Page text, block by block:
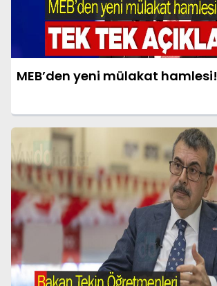
MEB’den yeni mülakat hamlesi!